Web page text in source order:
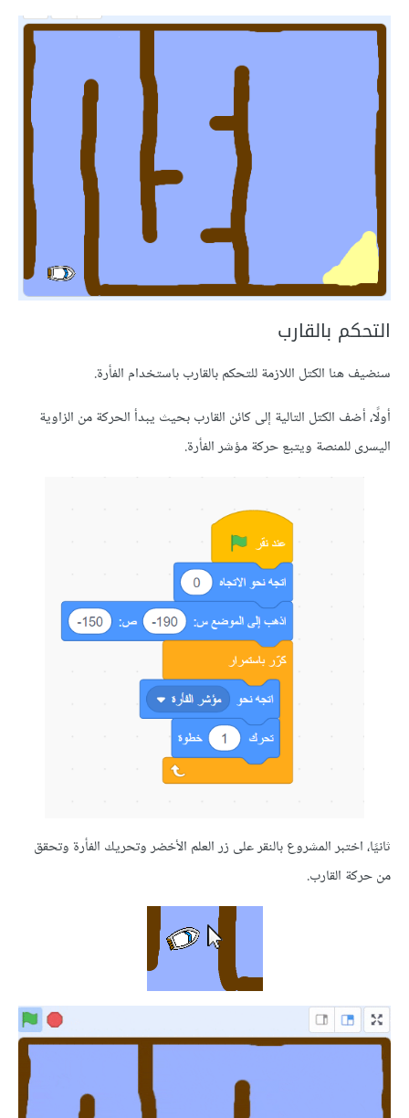
بالقارب
الكتل اللازمة للتحكم بالقارب باستخدام الفأرة.
الكتل التالية إلى كائن القارب بحيث يبدأ الحركة من الزاوية
للمنصة ويتبع حركة مؤشر الفأرة.
المشروع بالنقر على زر العلم الأخضر وتحريك الفأرة وتحقق
القارب.